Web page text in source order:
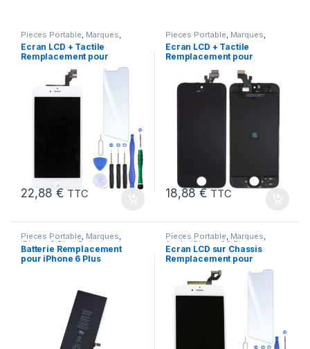
Pieces Portable Marques
Apple iPhone 6 Plus
Ecran LCD + Tactile
Remplacement pour
22,88€ TTC
Pieces Portable Marques
Apple iPhone 5
Ecran LCD + Tactile
Remplacement pour
18,88€ TTC
Pieces Portable, Marques,
iPhone 6 Plus Batteries et
chargeurs,Batteries Apple
Batterie Remplacement
pour iPhone 6 Plus
Pieces Portable, Marques,
Apple iPhone 6S Plus
Ecran LCD sur Chassis
Remplacement pour
iPhone 6S Plus Blanc